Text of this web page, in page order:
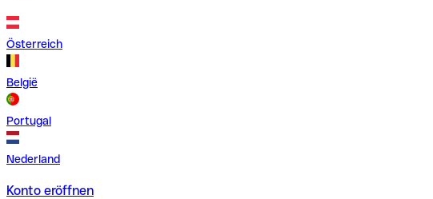
Österreich
België
Portugal
Nederland
Konto eröffnen